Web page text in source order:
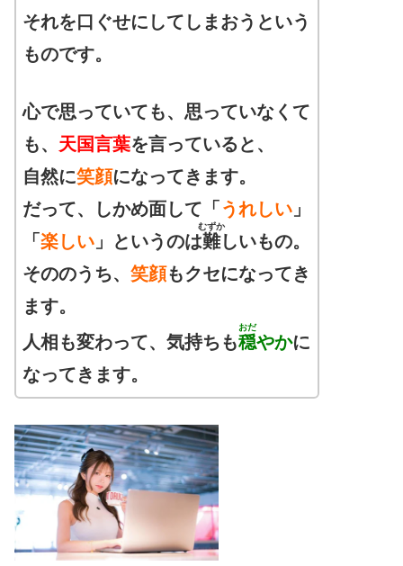
それを口ぐせにしてしまおうという
ものです。
心で思っていても、思っていなくて
も、 天国言葉を言っていると、
自然に笑顔になってきます。
だって、しかめ面して「 うれしい 」
「 楽しい 」というのは難
むずか
しいもの。
そののうち、 笑顔もクセになってき
ます。
人相も変わって、気持ちも穏
おだ
やかに
なってきます。